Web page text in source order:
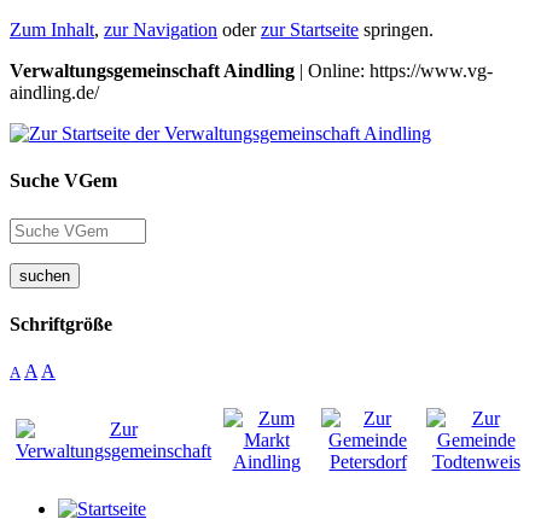
Zum Inhalt, zur Navigation oderzur Startseite springen.
Verwaltungsgemeinschaft Aindling | Online: https://www.vg-
aindling.de/
Suche VGem
suchen
Schriftgröße
A A A